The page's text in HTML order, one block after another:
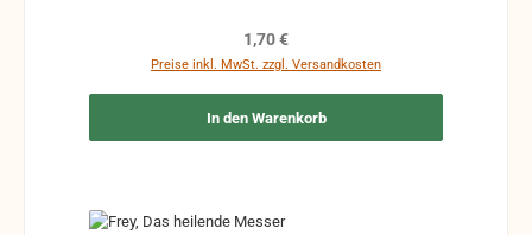
Regulärer Preis:
1,70 €
Preise inkl. MwSt. zzgl. Versandkosten
In den Warenkorb